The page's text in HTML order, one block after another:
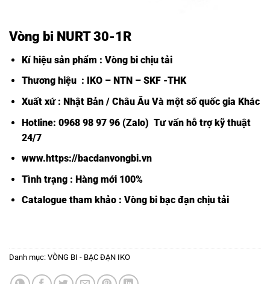
Vòng bi NURT 30-1R
Kí hiệu sản phẩm : Vòng bi chịu tải
Thương hiệu : IKO – NTN – SKF -THK
Xuất xứ : Nhật Bản / Châu Âu Và một số quốc gia Khác
Hotline: 0968 98 97 96 (Zalo) Tư vấn hỗ trợ kỹ thuật
24/7
www.https://bacdanvongbi.vn
Tình trạng : Hàng mới 100%
Catalogue tham khảo : Vòng bi bạc đạn chịu tải
Danh mục: VÒNG BI - BẠC ĐẠN IKO